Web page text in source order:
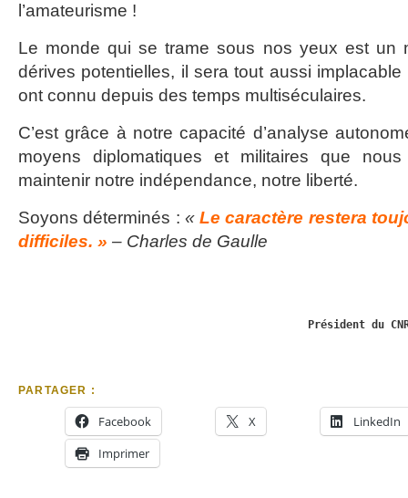
l’amateurisme !
Le monde qui se trame sous nos yeux est un
dérives potentielles, il sera tout aussi
ont connu depuis des temps multiséculaires.
C’est grâce à notre capacité d’analyse
moyens diplomatiques et militaires que
maintenir notre indépendance, notre liberté.
Soyons déterminés : «Le caractère restera
difficiles. » – Charles de Gaulle
Président du
PARTAGER :
Facebook X
LinkedIn
Imprimer